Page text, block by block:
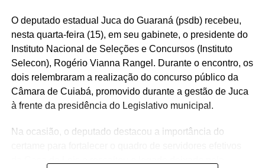
O deputado estadual Juca do Guaraná (psdb) recebeu,
nesta quarta-feira (15), em seu gabinete, o presidente do
Instituto Nacional de Seleções e Concursos (Instituto
Selecon), Rogério Vianna Rangel. Durante o encontro, os
dois relembraram a realização do concurso público da
Câmara de Cuiabá, promovido durante a gestão de Juca
à frente da presidência do Legislativo municipal.
Na ocasião, o deputado destacou a importância do